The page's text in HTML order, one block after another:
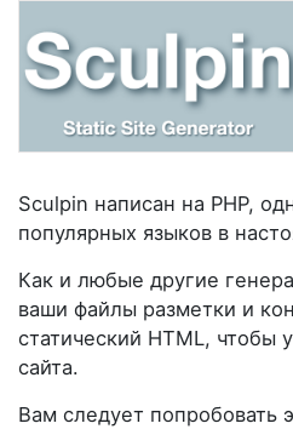
Sculpin написан на PHP,
популярных языков в
Как и любые другие
ваши файлы разметки и
статический HTML, чтобы
сайта.
Вам следует попробовать